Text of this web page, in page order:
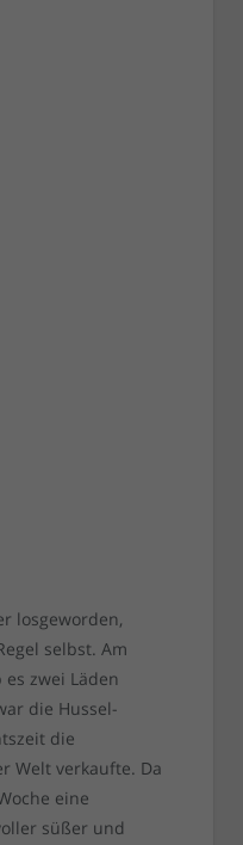
losgeworden,
selbst. Am
zwei Läden
die Hussel-
die
Welt verkaufte. Da
eine
süßer und